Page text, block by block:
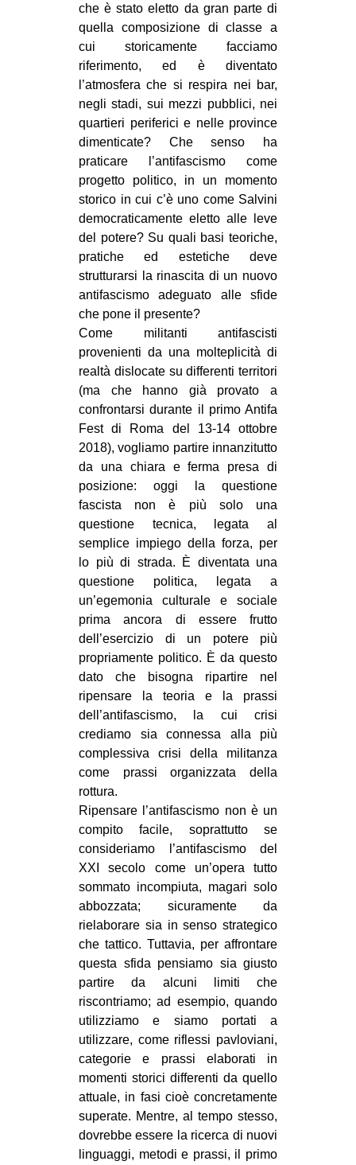
che è stato eletto da gran parte di
quella composizione di classe a
cui storicamente facciamo
riferimento, ed è diventato
l’atmosfera che si respira nei bar,
negli stadi, sui mezzi pubblici, nei
quartieri periferici e nelle province
dimenticate? Che senso ha
praticare l’antifascismo come
progetto politico, in un momento
storico in cui c’è uno come Salvini
democraticamente eletto alle leve
del potere? Su quali basi teoriche,
pratiche ed estetiche deve
strutturarsi la rinascita di un nuovo
antifascismo adeguato alle sfide
che pone il presente?
Come militanti antifascisti
provenienti da una molteplicità di
realtà dislocate su differenti territori
(ma che hanno già provato a
confrontarsi durante il primo Antifa
Fest di Roma del 13-14 ottobre
2018), vogliamo partire innanzitutto
da una chiara e ferma presa di
posizione: oggi la questione
fascista non è più solo una
questione tecnica, legata al
semplice impiego della forza, per
lo più di strada. È diventata una
questione politica, legata a
un’egemonia culturale e sociale
prima ancora di essere frutto
dell’esercizio di un potere più
propriamente politico. È da questo
dato che bisogna ripartire nel
ripensare la teoria e la prassi
dell’antifascismo, la cui crisi
crediamo sia connessa alla più
complessiva crisi della militanza
come prassi organizzata della
rottura.
Ripensare l’antifascismo non è un
compito facile, soprattutto se
consideriamo l’antifascismo del
XXI secolo come un’opera tutto
sommato incompiuta, magari solo
abbozzata; sicuramente da
rielaborare sia in senso strategico
che tattico. Tuttavia, per affrontare
questa sfida pensiamo sia giusto
partire da alcuni limiti che
riscontriamo; ad esempio, quando
utilizziamo e siamo portati a
utilizzare, come riflessi pavloviani,
categorie e prassi elaborati in
momenti storici differenti da quello
attuale, in fasi cioè concretamente
superate. Mentre, al tempo stesso,
dovrebbe essere la ricerca di nuovi
linguaggi, metodi e prassi, il primo